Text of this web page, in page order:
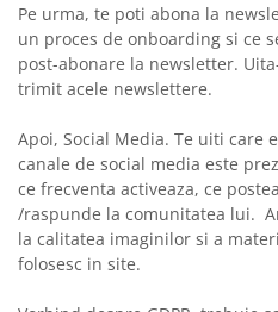
Pe urma, te poti abona la
un proces de onboarding si ce
post-abonare la newsletter.
trimit acele newslettere.
Apoi, Social Media. Te uiti care
canale de social media este
ce frecventa activeaza, ce
/raspunde la comunitatea lui.
la calitatea imaginilor si a
folosesc in site.